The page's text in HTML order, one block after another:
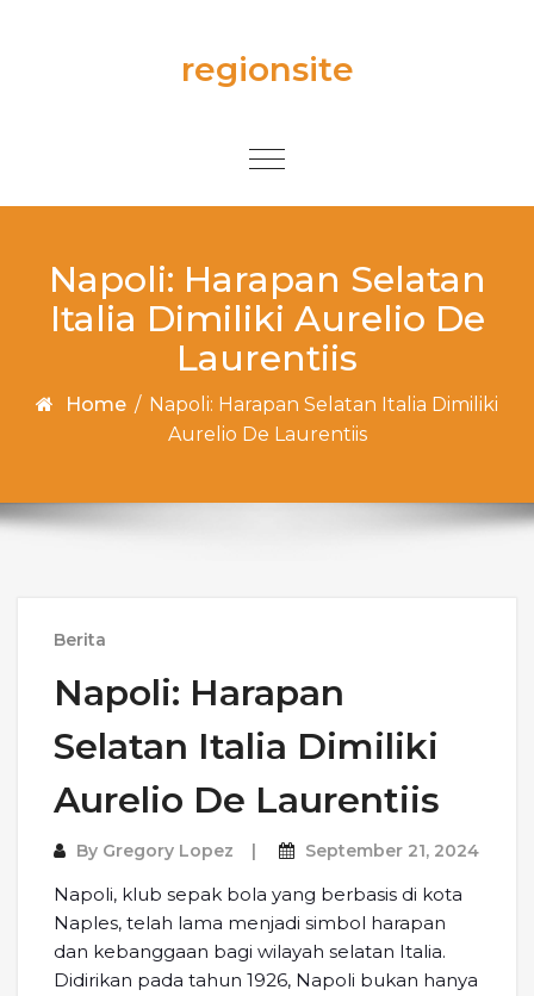
regionsite
Toggle
Napoli: Harapan Selatan
Italia Dimiliki Aurelio De
Laurentiis
Home / Napoli: Harapan Selatan Italia Dimiliki
Aurelio De Laurentiis
Berita
Napoli: Harapan
Selatan Italia Dimiliki
Aurelio De Laurentiis
By Gregory Lopez September 21, 2024
Napoli, klub sepak bola yang berbasis di kota
Naples, telah lama menjadi simbol harapan
dan kebanggaan bagi wilayah selatan Italia.
Didirikan pada tahun 1926, Napoli bukan hanya